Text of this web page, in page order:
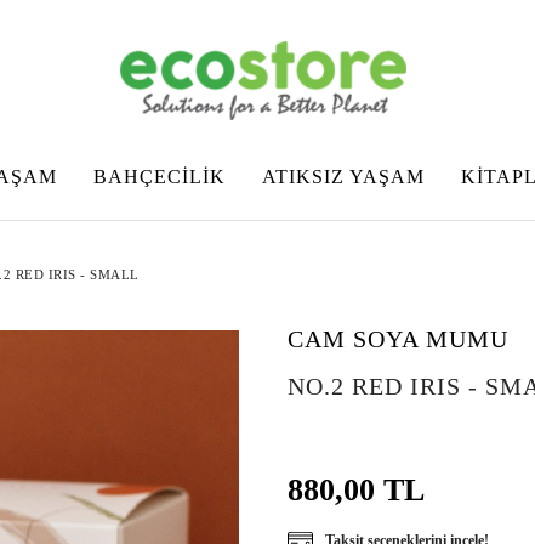
BAHÇECİLİK ATIKSIZ YAŞAM
RED IRIS - SMALL
CAM SOYA MUMU
NO.2 RED IRIS -
880,00 TL
Taksit seçeneklerini incele!